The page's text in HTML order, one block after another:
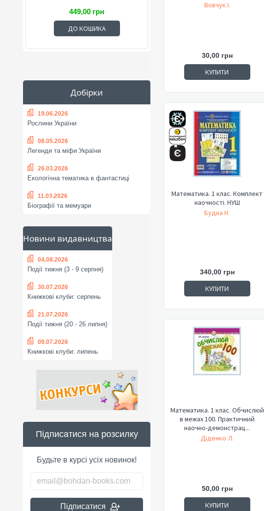
449,00 грн
ДО КОШИКА
Добірки
19.06.2026
Рослини України
08.05.2026
Легенди та міфи України
26.03.2026
Екологічна тематика в фантастиці
11.03.2026
Біографії та мемуари
Новини видавництва
04.08.2026
Події тижня (3 - 9 серпня)
30.07.2026
Книжкові клуби: серпень
21.07.2026
Події тижня (20 - 26 липня)
09.07.2026
Книжкові клуби: липень
Підписатися на розсилку
Будьте в курсі усіх новинок!
Підписатися
Вовчук І.
30,00 грн
КУПИТИ
Математика. 1 клас. Комплект
наочності. НУШ
Будна Н.
340,00 грн
КУПИТИ
Математика. 1 клас. Обчислюй
в межах 100. Практичний
наочно-демонстрац...
Діденко Л.
50,00 грн
КУПИТИ